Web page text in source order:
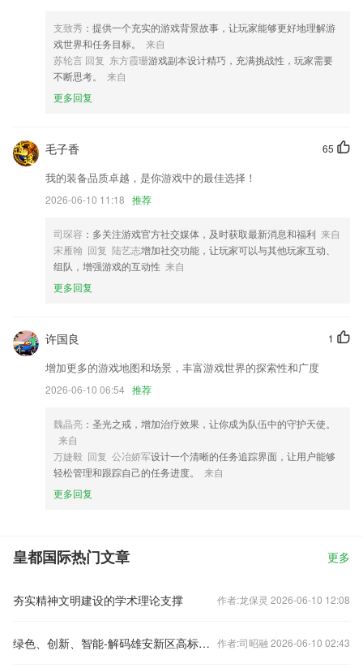
优化考勤签到
美颜算法升级！优化全局美颜效果，效果更自然。
联系我们
以上就是皇都国际的介绍，如果您喜欢这款软件，您可以到应用商店进行
支致秀 ：提供一个充实的游戏背景故事，让玩家能够更好地理解游
戏世界和任务目标。
来自
苏轮言 回复 东方霞珊游戏副本设计精巧，充满挑战性，玩家需要
不断思考。
来自
更多回复
65
毛子香
我的装备品质卓越，是你游戏中的最佳选择！
2026-06-10 11:18 推荐
司琛容 ：多关注游戏官方社交媒体，及时获取最新消息和福利 来自
宋雁翰 回复 陆艺志增加社交功能，让玩家可以与其他玩家互动、
组队，增强游戏的互动性 来自
更多回复
1
许国良
增加更多的游戏地图和场景，丰富游戏世界的探索性和广度
2026-06-10 06:54 推荐
魏晶亮 ：圣光之戒，增加治疗效果，让你成为队伍中的守护天使。
来自
万婕毅 回复 公冶娇军设计一个清晰的任务追踪界面，让用户能够
轻松管理和跟踪自己的任务进度。
来自
更多回复
皇都国际热门文章 更多
夯实精神文明建设的学术理论支撑 作者:龙保灵 2026-06-10 12:08
绿色、创新、智能-解码雄安新区高标准高质量发展 作者:司昭融 2026-06-10 02:43